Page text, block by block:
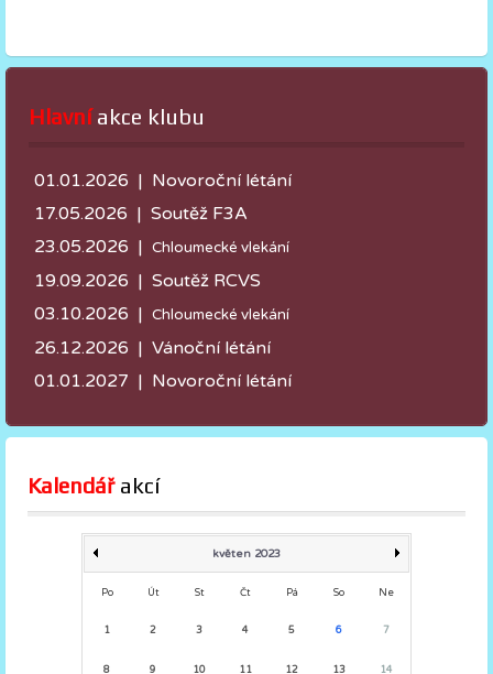
Hlavní akce klubu
01.01.2026 | Novoroční létání
17.05.2026 | Soutěž F3A
23.05.2026 | Chloumecké vlekání
19.09.2026 | Soutěž RCVS
03.10.2026 | Chloumecké vlekání
26.12.2026 | Vánoční létání
01.01.2027 | Novoroční létání
Kalendář akcí
květen 2023
Po Út St Čt Pá So Ne
1 2 3 4 5 6 7
8 9 10 11 12 13 14